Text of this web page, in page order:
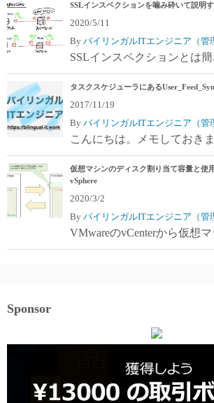
SSLインスペクションを噛み砕いて説明
2020/5/11
By バイリンガルITエンジニア（管
SSLインスペクションとは
タスクスケジューラにある
2017/11/19
By バイリンガルITエンジニア（管
こんにちは。メモしておき
仮想マシンのディスク割り当て容量と使
vSphere
2020/3/2
By バイリンガルITエンジニア（管
VMwareのvCenterから仮想マ
Sponsor